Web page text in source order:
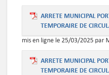
ARRETE MUNICIPAL
TEMPORAIRE DE
mis en ligne le 25/03/2025 par
ARRETE MUNICIPAL
TEMPORAIRE DE